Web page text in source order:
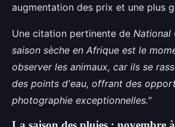
augmentation des prix et une plus
Une citation pertinente de National
saison sèche en Afrique est le
observer les animaux, car ils se
des points d'eau, offrant des
photographie exceptionnelles."